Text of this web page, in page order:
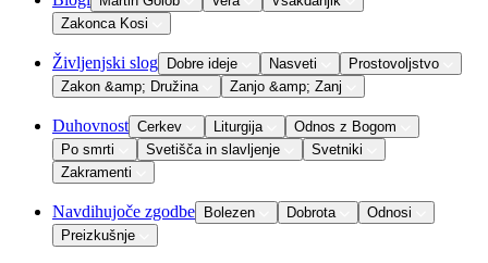
Zakonca Kosi
Življenjski slog Dobre ideje Nasveti
Prostovoljstvo
Zakon &amp; Družina
Zanjo &amp; Zanj
Duhovnost Cerkev Liturgija
Odnos z Bogom
Po smrti
Svetišča in slavljenje
Svetniki
Zakramenti
Navdihujoče zgodbe Bolezen Dobrota
Odnosi
Preizkušnje